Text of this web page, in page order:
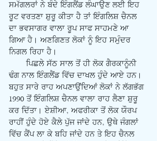
ਸਮੱਗਲਰਾਂ ਨੇ ਬੰਦੇ ਇੰਗਲੈਂਡ ਲੰਘਾਉਣ ਲਈ ਇਹ
ਰੂਟ ਵਰਤਣਾ ਸ਼ੁਰੂ ਕੀਤਾ ਹੈ ਤਾਂ ਇੰਗਲਿਸ਼ ਚੈਨਲ
ਦਾ ਭਵਸਾਗਰ ਵਾਲਾ ਰੂਪ ਸਾਫ ਸਾਹਮਣੇ ਆ
ਗਿਆ ਹੈ। ਅਣਗਿਣਤ ਲੋਕਾਂ ਨੂੰ ਇਹ ਸਮੁੰਦਰ
ਨਿਗਲ ਰਿਹਾ ਹੈ।
ਢੰਗ ਨਾਲ ਇੰਗਲੈਂਡ ਵਿੱਚ ਦਾਖਲ ਹੁੰਦੇ ਆਏ ਹਨ।
ਬਹੁਤ ਸਾਰੇ ਰਾਹ ਅਪਣਾਉਂਦਿਆਂ ਲੋਕਾਂ ਨੇ ਲੱਗਭੱਗ
1990 ਤੋਂ ਇੰਗਲਿਸ਼ ਚੈਨਲ ਵਾਲਾ ਰਾਹ ਲੈਣਾ ਸ਼ੁਰੂ
ਕਰ ਦਿੱਤਾ। ਏਸ਼ੀਆ, ਅਫਰੀਕਾ ਤੋਂ ਲੋਕ ਯੌਰਪ
ਰਾਹੀਂ ਹੁੰਦੇ ਹੋਏ ਕੈਲੇ ਪੁੱਜ ਜਾਂਦੇ ਹਨ, ਉਥੇ ਜੰਗਲਾਂ
ਵਿੱਚ ਕੈਂਪ ਲਾ ਕੇ ਬਹਿ ਜਾਂਦੇ ਹਨ ਤੇ ਇਹ ਚੈਨਲ